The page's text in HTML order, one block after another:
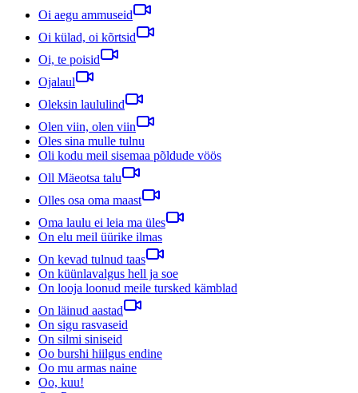
Oi aegu ammuseid
Oi külad, oi kõrtsid
Oi, te poisid
Ojalaul
Oleksin laululind
Olen viin, olen viin
Oles sina mulle tulnu
Oli kodu meil sisemaa põldude vöös
Oll Mäeotsa talu
Olles osa oma maast
Oma laulu ei leia ma üles
On elu meil üürike ilmas
On kevad tulnud taas
On küünlavalgus hell ja soe
On looja loonud meile tursked kämblad
On läinud aastad
On sigu rasvaseid
On silmi siniseid
Oo burshi hiilgus endine
Oo mu armas naine
Oo, kuu!